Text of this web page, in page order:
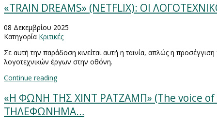
«TRAIN DREAMS» (NETFLIX): ΟΙ
08 Δεκεμβρίου 2025
Κατηγορία Κριτικές
Σε αυτή την παράδοση κινείται αυτή η ταινία, απλώς η
λογοτεχνικών έργων στην οθόνη.
Continue reading
«Η ΦΩΝΗ ΤΗΣ ΧΙΝΤ ΡΑΤΖΑΜΠ» (The voice
ΤΗΛΕΦΩΝΗΜΑ…